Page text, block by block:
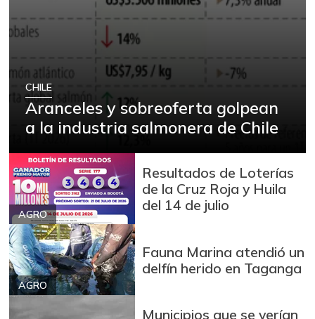
CHILE
Aranceles y sobreoferta golpean
a la industria salmonera de Chile
AGRO
Resultados de Loterías
de la Cruz Roja y Huila
del 14 de julio
AGRO
Fauna Marina atendió un
delfín herido en Taganga
Municipios que se verían